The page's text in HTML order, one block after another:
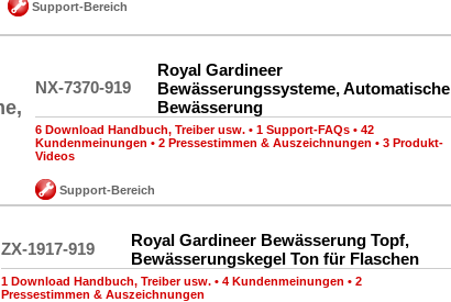
Support-Bereich
NX-7370-919
Royal Gardineer
Bewässerungssysteme, Automatische
Bewässerung
6 Download Handbuch, Treiber usw. • 1 Support-FAQs • 42
Kundenmeinungen • 2 Pressestimmen & Auszeichnungen • 3 Produkt-
Videos
Support-Bereich
ZX-1917-919
Royal Gardineer Bewässerung Topf,
Bewässerungskegel Ton für Flaschen
1 Download Handbuch, Treiber usw. • 4 Kundenmeinungen • 2
Pressestimmen & Auszeichnungen